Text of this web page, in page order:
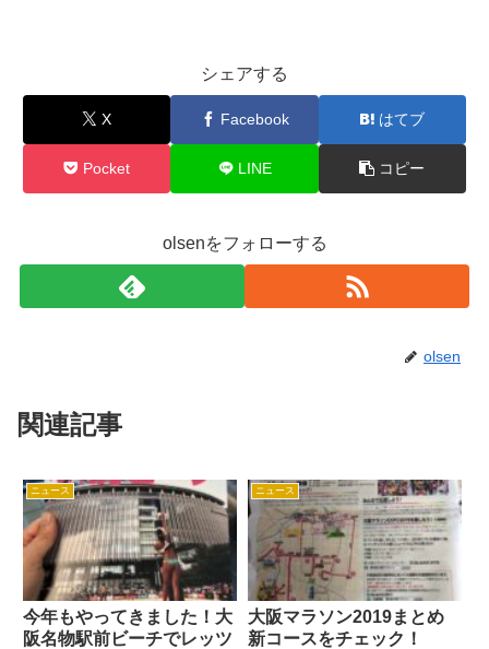
シェアする
X Facebook はてブ
Pocket LINE コピー
olsenをフォローする
olsen
関連記事
ニュース
今年もやってきました！大
阪名物駅前ビーチでレッツ
ニュース
大阪マラソン2019まとめ
新コースをチェック！